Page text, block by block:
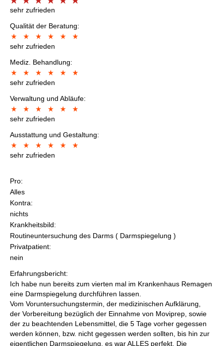
sehr zufrieden
Qualität der Beratung:
sehr zufrieden
Mediz. Behandlung:
sehr zufrieden
Verwaltung und Abläufe:
sehr zufrieden
Ausstattung und Gestaltung:
sehr zufrieden
Pro:
Alles
Kontra:
nichts
Krankheitsbild:
Routineuntersuchung des Darms ( Darmspiegelung )
Privatpatient:
nein
Erfahrungsbericht:
Ich habe nun bereits zum vierten mal im Krankenhaus Remagen
eine Darmspiegelung durchführen lassen.
Vom Voruntersuchungstermin, der medizinischen Aufklärung,
der Vorbereitung bezüglich der Einnahme von Moviprep, sowie
der zu beachtenden Lebensmittel, die 5 Tage vorher gegessen
werden können, bzw. nicht gegessen werden sollten, bis hin zur
eigentlichen Darmspiegelung, es war ALLES perfekt. Die